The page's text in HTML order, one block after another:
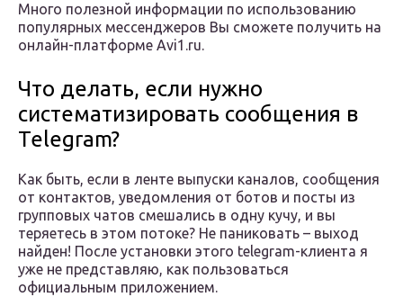
Много полезной информации по использованию
популярных мессенджеров Вы сможете получить на
онлайн-платформе Avi1.ru.
Что делать, если нужно
систематизировать сообщения в
Telegram?
Как быть, если в ленте выпуски каналов, сообщения
от контактов, уведомления от ботов и посты из
групповых чатов смешались в одну кучу, и вы
теряетесь в этом потоке? Не паниковать – выход
найден! После установки этого telegram-клиента я
уже не представляю, как пользоваться
официальным приложением.